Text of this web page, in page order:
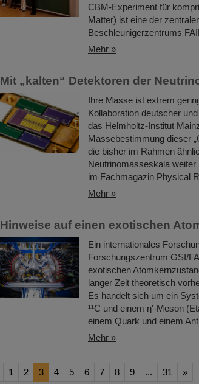
CBM-Experiment für
Matter) ist eine der
Beschleunigerzentrums
Mehr »
Mit „kalten“ Detektoren der
Ihre Masse ist extrem
Kollaboration deutscher
das Helmholtz-Institut
Massebestimmung dieser
die bisher im Rahmen
Neutrinomasseskala
im Fachmagazin Physical
Mehr »
Hinweise auf einen exotischen
Ein internationales
Forschungszentrum GSI/
exotischen
langer Zeit theoretisch
Es handelt sich um ein
¹¹C und einem η′‑Meson
einem Quark und einem
Mehr »
1 2 3 4 5 6 7 8 9 ... 31 »